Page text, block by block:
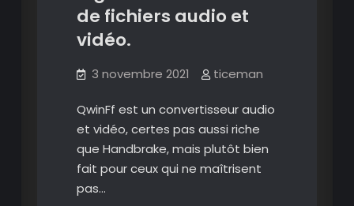
de fichiers audio et
vidéo.
3 novembre 2021 ticeman
QwinFf est un convertisseur audio
et vidéo, certes pas aussi riche
que Handbrake, mais plutôt bien
fait pour ceux qui ne maîtrisent
pas…